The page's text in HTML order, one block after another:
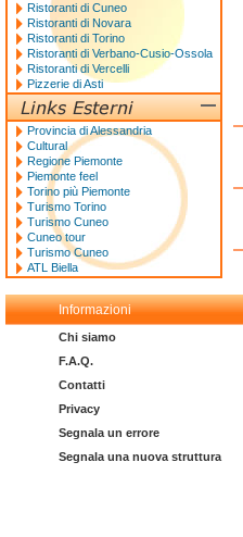
Ristoranti di Cuneo
Ristoranti di Novara
Ristoranti di Torino
Ristoranti di Verbano-Cusio-Ossola
Ristoranti di Vercelli
Pizzerie di Asti
Provincia di Alessandria
Cultural
Regione Piemonte
Piemonte feel
Torino più Piemonte
Turismo Torino
Turismo Cuneo
Cuneo tour
Turismo Cuneo
ATL Biella
Informazioni
Chi siamo
F.A.Q.
Contatti
Privacy
Segnala un errore
Segnala una nuova struttura